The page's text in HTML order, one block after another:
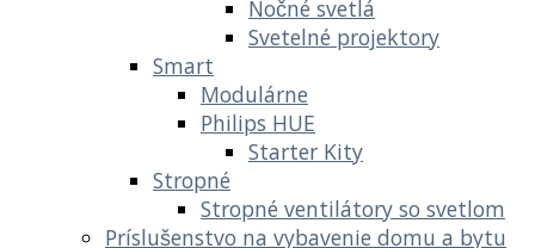
Nočné svetlá
Svetelné projektory
Smart
Modulárne
Philips HUE
Starter Kity
Stropné
Stropné ventilátory so svetlom
Príslušenstvo na vybavenie domu a bytu